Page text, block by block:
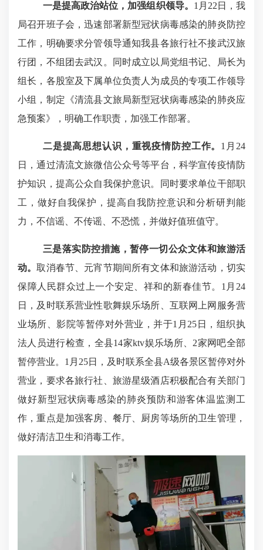
一是提高政治站位，加强组织领导。 1 月 22 日，我
局召开班子会，迅速部署新型冠状病毒感染的肺炎防控
工作，明确要求分管领导通知我县各旅行社不接武汉旅
行团，不组团去武汉。同时成立以局党组书记、局长为
组长，各股室及下属单位负责人为成员的专项工作领导
小组，制定《清流县文旅局新型冠状病毒感染的肺炎应
急预案》，明确工作职责，加强工作部署。
二是提高思想认识，重视疫情防控工作。 1 月 24
日，通过清流文旅微信公众号等平台，科学宣传疫情防
护知识，提高公众自我保护意识。同时要求单位干部职
工，做好自我保护，提高自我防控意识和分析研判能
力，不信谣、不传谣、不恐慌，并做好值班值守。
三是落实防控措施，暂停一切公众文体和旅游活
动。取消春节、元宵节期间所有文体和旅游活动，切实
保障人民群众过上一个安定、祥和的新春佳节。 1 月 24
日，及时联系营业性歌舞娱乐场所、互联网上网服务营
业场所、影院等暂停对外营业，并于1 月 25 日，组织执
法人员进行检查，全县14家ktv娱乐场所、 2家网吧全部
暂停营业。 1 月 25日，及时联系全县A级各景区暂停对外
营业，要求各旅行社、旅游星级酒店积极配合有关部门
做好新型冠状病毒感染的肺炎预防和游客体温监测工
作，重点是加强客房、餐厅、厨房等场所的卫生管理，
做好清洁卫生和消毒工作。